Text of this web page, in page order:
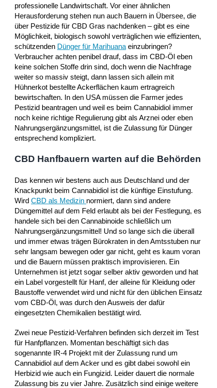
professionelle Landwirtschaft. Vor einer ähnlichen
Herausforderung stehen nun auch Bauern in Übersee, die
über Pestizide für CBD Gras nachdenken – gibt es eine
Möglichkeit, biologisch sowohl verträglichen wie effizienten,
schützenden Dünger für Marihuana einzubringen?
Verbraucher achten penibel drauf, dass im CBD-Öl eben
keine solchen Stoffe drin sind, doch wenn die Nachfrage
weiter so massiv steigt, dann lassen sich allein mit
Hühnerkot bestellte Ackerflächen kaum ertragreich
bewirtschaften. In den USA müssen die Farmer jedes
Pestizid beantragen und weil es beim Cannabidiol immer
noch keine richtige Regulierung gibt als Arznei oder eben
Nahrungsergänzungsmittel, ist die Zulassung für Dünger
entsprechend kompliziert.
CBD Hanfbauern warten auf die Behörden
Das kennen wir bestens auch aus Deutschland und der
Knackpunkt beim Cannabidiol ist die künftige Einstufung.
Wird CBD als Medizin normiert, dann sind andere
Düngemittel auf dem Feld erlaubt als bei der Festlegung, es
handele sich bei den Cannabinoide schließlich um
Nahrungsergänzungsmittel! Und so lange sich die überall
und immer etwas trägen Bürokraten in den Amtsstuben nur
sehr langsam bewegen oder gar nicht, geht es kaum voran
und die Bauern müssen praktisch improvisieren. Ein
Unternehmen ist jetzt sogar selber aktiv geworden und hat
ein Label vorgestellt für Hanf, der alleine für Kleidung oder
Baustoffe verwendet wird und nicht für den üblichen Einsatz
vom CBD-Öl, was durch den Ausweis der dafür
eingesetzten Chemikalien bestätigt wird.
Zwei neue Pestizid-Verfahren befinden sich derzeit im Test
für Hanfpflanzen. Momentan beschäftigt sich das
sogenannte IR-4 Projekt mit der Zulassung rund um
Cannabidiol auf dem Acker und es gibt dabei sowohl ein
Herbizid wie auch ein Fungizid. Leider dauert die normale
Zulassung bis zu vier Jahre. Zusätzlich sind einige weitere